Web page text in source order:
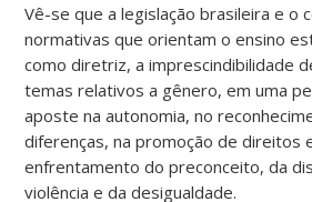
Vê-se que a legislação brasileira e o
normativas que orientam o ensino
como diretriz, a imprescindibilidade
temas relativos a gênero, em uma
aposte na autonomia, no
diferenças, na promoção de direitos
enfrentamento do preconceito, da
violência e da desigualdade.